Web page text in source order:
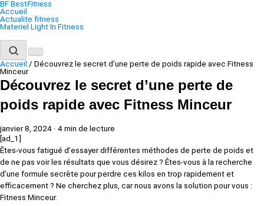
Aller
au
contenu
BFBestFitness
Accueil
Actualite fitness
Materiel Light In Fitness
Accueil / Découvrez le secret d’une perte de poids rapide avec Fitness
Minceur
Découvrez le secret d’une perte de
poids rapide avec Fitness Minceur
janvier 8, 2024 · 4 min de lecture
[ad_1]
Êtes-vous fatigué d’essayer différentes méthodes de perte de poids et
de ne pas voir les résultats que vous désirez ? Êtes-vous à la recherche
d’une formule secrète pour perdre ces kilos en trop rapidement et
efficacement ? Ne cherchez plus, car nous avons la solution pour vous :
Fitness Minceur.